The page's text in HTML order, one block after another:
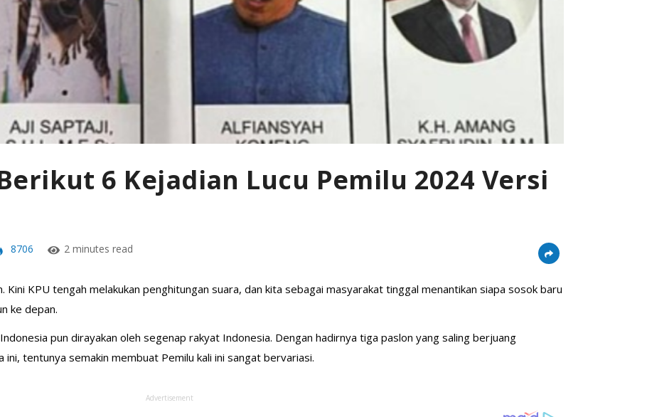
6 Kejadian Lucu Pemilu 2024 Versi
8706 2 minutes read
KPU tengah melakukan penghitungan suara, dan kita sebagai masyarakat tinggal menantikan siapa sosok baru
ke depan.
pun dirayakan oleh segenap rakyat Indonesia. Dengan hadirnya tiga paslon yang saling berjuang
tentunya semakin membuat Pemilu kali ini sangat bervariasi.
Advertisement